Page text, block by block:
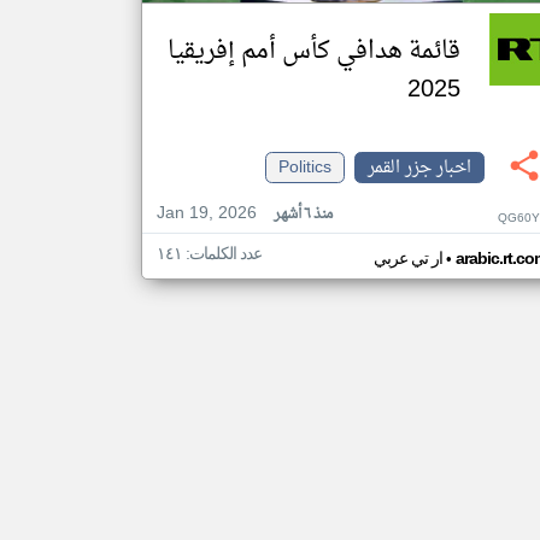
قائمة هدافي كأس أمم إفريقيا
2025
اخبار جزر القمر
Politics
Jan 19, 2026
منذ ٦ أشهر
ار تي عربي• عدد الكلمات: ١٤١